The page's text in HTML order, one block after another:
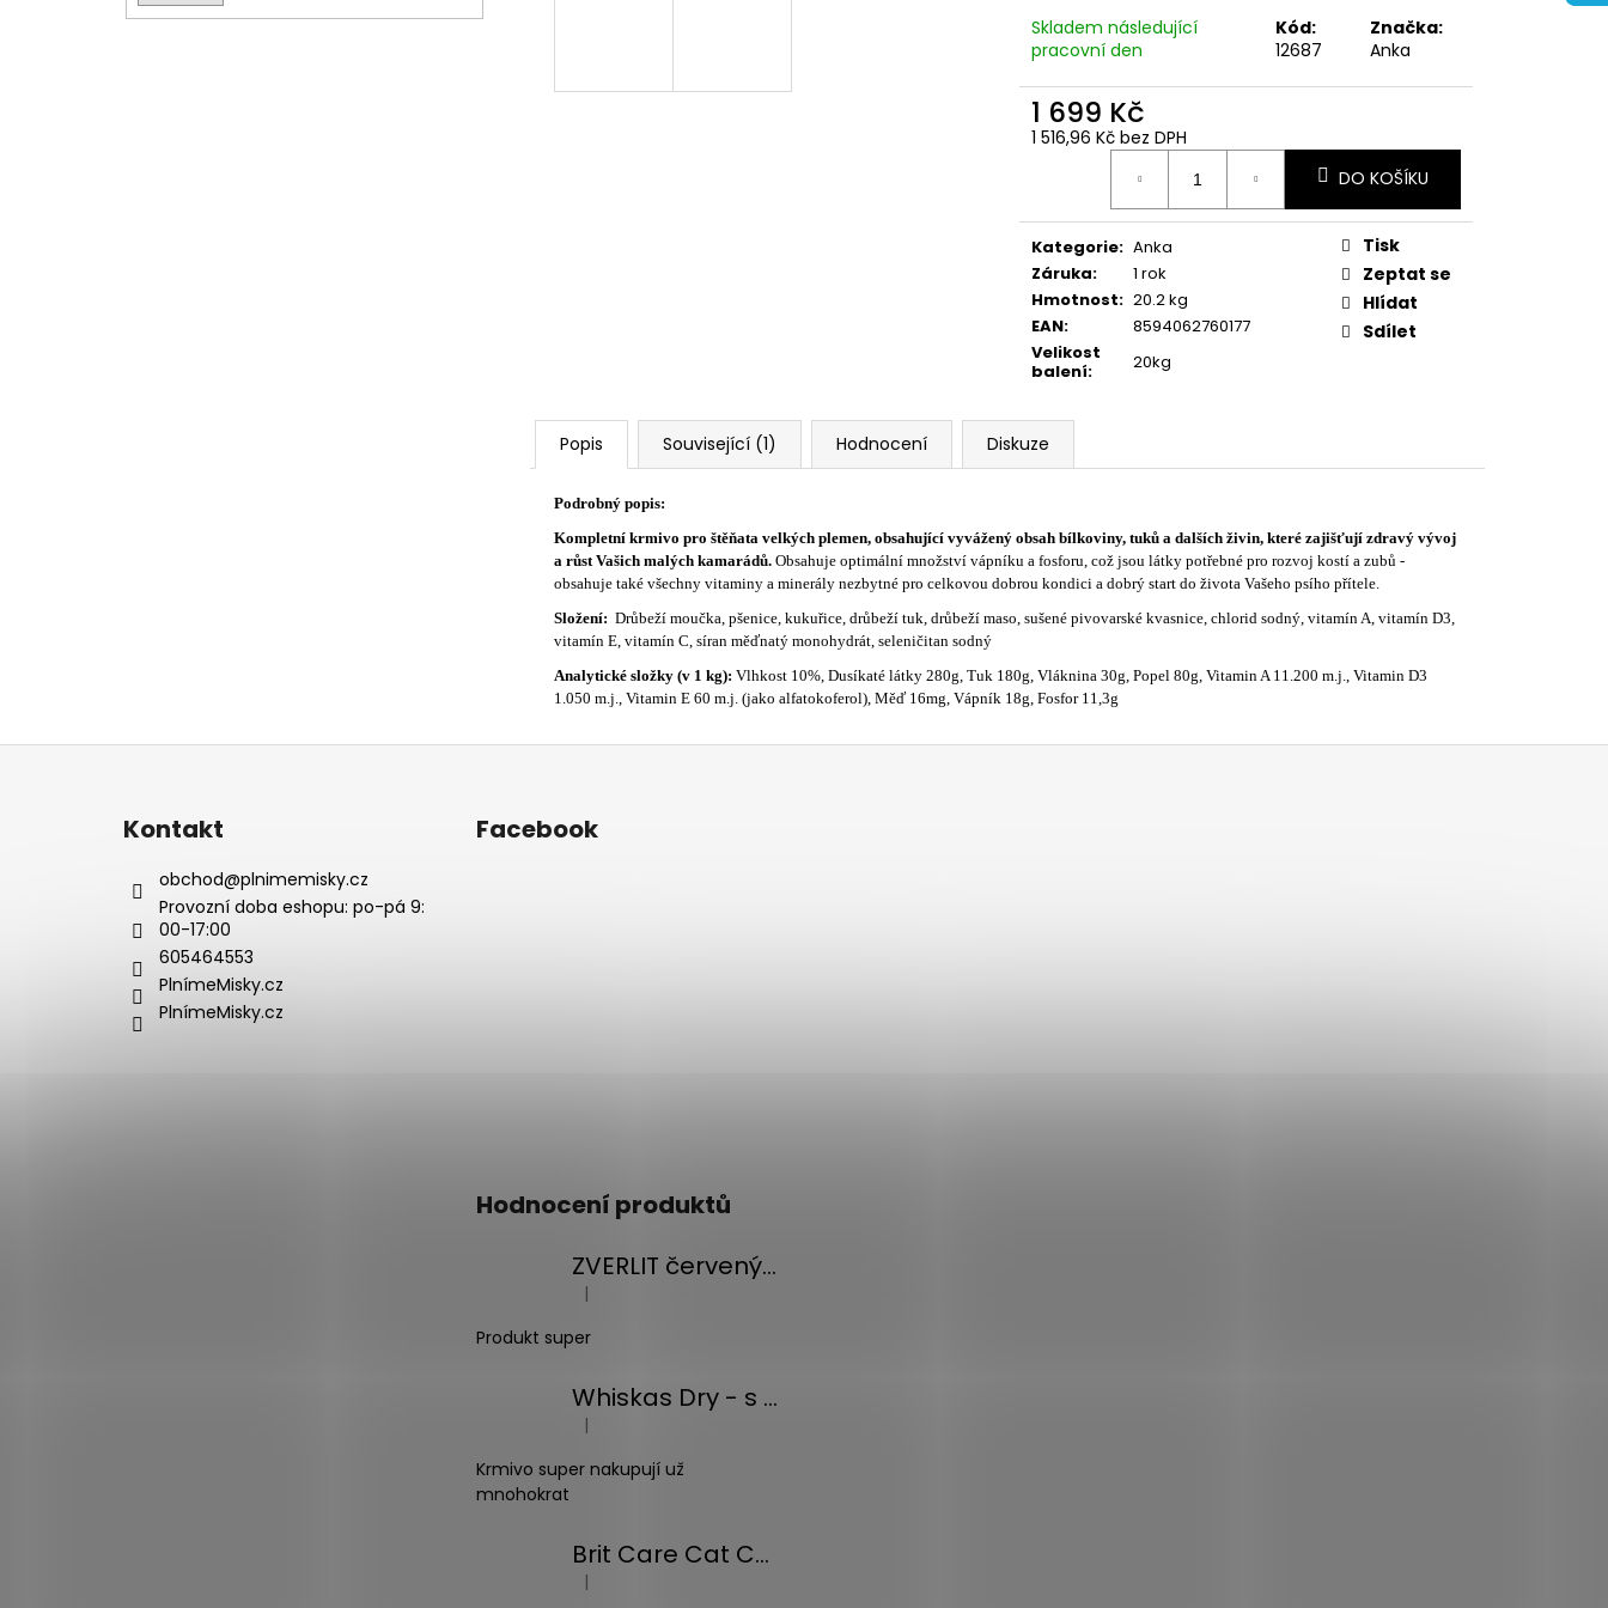
Skladem následující
pracovní den
Kód:
12687
Značka:
Anka
1 699 Kč
1 516,96 Kč bez DPH
DO KOŠÍKU
Kategorie: Anka
Záruka:
1 rok
Hmotnost: 20.2 kg
EAN:
8594062760177
Velikost
balení: 20kg
Tisk
Zeptat se
Hlídat
Sdílet
Popis Související (1) Hodnocení Diskuze
Podrobný popis:
Kompletní krmivo pro štěňata velkých plemen, obsahující vyvážený obsah bílkoviny, tuků a dalších živin, které zajišťují zdravý vývoj
a růst Vašich malých kamarádů. Obsahuje optimální množství vápníku a fosforu, což jsou látky potřebné pro rozvoj kostí a zubů -
obsahuje také všechny vitaminy a minerály nezbytné pro celkovou dobrou kondici a dobrý start do života Vašeho psího přítele.
Složení: Drůbeží moučka, pšenice, kukuřice, drůbeží tuk, drůbeží maso, sušené pivovarské kvasnice, chlorid sodný, vitamín A, vitamín D3,
vitamín E, vitamín C, síran měďnatý monohydrát, seleničitan sodný
Analytické složky (v 1 kg): Vlhkost 10%, Dusíkaté látky 280g, Tuk 180g, Vláknina 30g, Popel 80g, Vitamin A 11.200 m.j., Vitamin D3
1.050 m.j., Vitamin E 60 m.j. (jako alfatokoferol), Měď 16mg, Vápník 18g, Fosfor 11,3g
Z
Kontakt
obchod@plnimemisky.cz
Provozní doba eshopu: po-pá 9:
00-17:00
605464553
PlnímeMisky.cz
PlnímeMisky.cz
Facebook
Hodnocení produktů
ZVERLIT červený hrubá s vůní Podestýlka kočka 10kg
Hodnocení produktu je 5 z 5 hvězdiček.
|
Produkt super
Whiskas Dry - s tuňákem - 14kg
Hodnocení produktu je 5 z 5 hvězdiček.
|
Krmivo super nakupují už
mnohokrat
Brit Care Cat Christmas Beef Soup 75g
Hodnocení produktu je 5 z 5 hvězdiček.
|